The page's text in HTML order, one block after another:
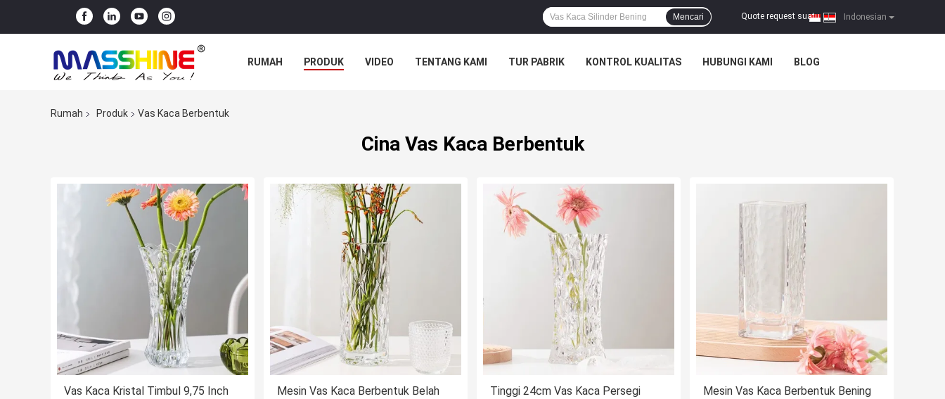
Indonesian
Quote request suatu |
Mencari
RUMAH PRODUK VIDEO TENTANG KAMI TUR PABRIK KONTROL KUALITAS HUBUNGI KAMI BLOG
Rumah Produk Vas Kaca Berbentuk
Cina Vas Kaca Berbentuk
Vas Kaca Kristal Timbul 9,75 Inch
Mesin Vas Kaca Berbentuk Belah
Tinggi 24cm Vas Kaca Persegi
Mesin Vas Kaca Berbentuk Bening